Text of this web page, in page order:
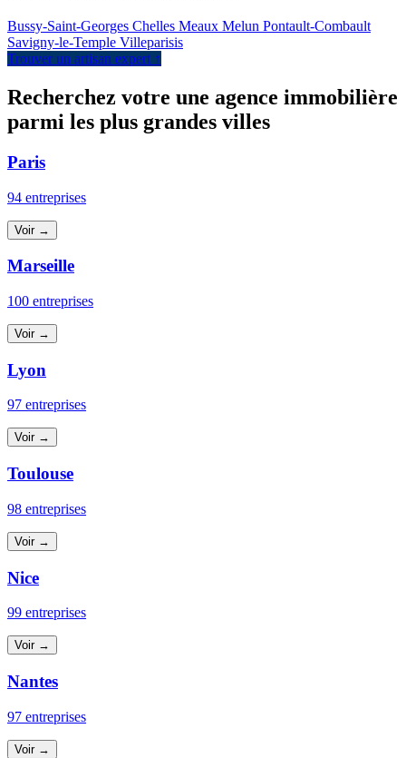
Bussy-Saint-Georges Chelles Meaux Melun Pontault-Combault
Savigny-le-Temple Villeparisis
Trouver un artisan expert ↑
Recherchez votre une agence immobilière
parmi les plus grandes villes
Paris
94 entreprises
Voir →
Marseille
100 entreprises
Voir →
Lyon
97 entreprises
Voir →
Toulouse
98 entreprises
Voir →
Nice
99 entreprises
Voir →
Nantes
97 entreprises
Voir →